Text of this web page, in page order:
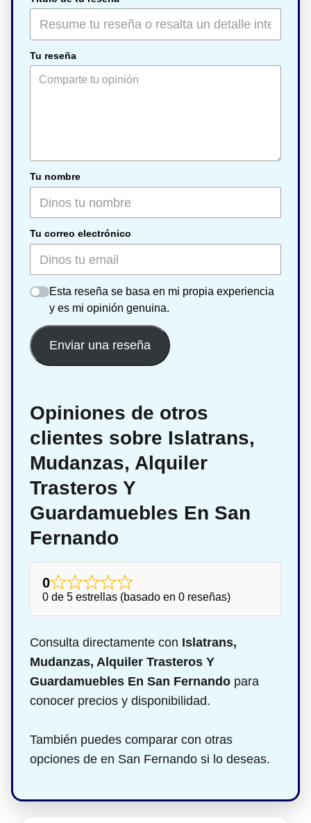
Tu reseña
Tu nombre
Tu correo electrónico
Esta reseña se basa en mi propia experiencia
y es mi opinión genuina.
Enviar una reseña
Opiniones de otros
clientes sobre Islatrans,
Mudanzas, Alquiler
Trasteros Y
Guardamuebles En San
Fernando
0
0 de 5 estrellas (basado en 0 reseñas)
Consulta directamente con Islatrans,
Mudanzas, Alquiler Trasteros Y
Guardamuebles En San Fernando para
conocer precios y disponibilidad.
También puedes comparar con otras
opciones de en San Fernando si lo deseas.